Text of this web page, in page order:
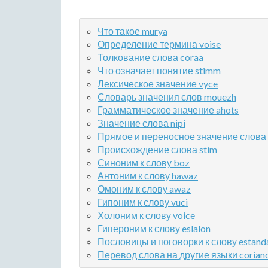
Что такое murya
Определение термина voise
Толкование слова coraa
Что означает понятие stimm
Лексическое значение vyce
Словарь значения слов mouezh
Грамматическое значение ahots
Значение слова nipi
Прямое и переносное значение слова
Происхождение слова stim
Синоним к слову boz
Антоним к слову hawaz
Омоним к слову awaz
Гипоним к слову vuci
Холоним к слову voice
Гипероним к слову eslalon
Пословицы и поговорки к слову
Перевод слова на другие языки